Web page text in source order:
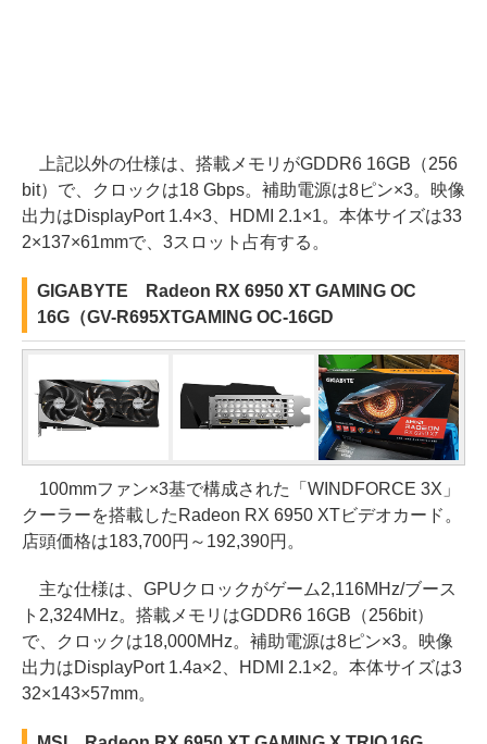
上記以外の仕様は、搭載メモリがGDDR6 16GB（256
bit）で、クロックは18 Gbps。補助電源は8ピン×3。映像
出力はDisplayPort 1.4×3、HDMI 2.1×1。本体サイズは33
2×137×61mmで、3スロット占有する。
GIGABYTE Radeon RX 6950 XT GAMING OC
16G（GV-R695XTGAMING OC-16GD
100mmファン×3基で構成された「WINDFORCE 3X」
クーラーを搭載したRadeon RX 6950 XTビデオカード。
店頭価格は183,700円～192,390円。
主な仕様は、GPUクロックがゲーム2,116MHz/ブース
ト2,324MHz。搭載メモリはGDDR6 16GB（256bit）
で、クロックは18,000MHz。補助電源は8ピン×3。映像
出力はDisplayPort 1.4a×2、HDMI 2.1×2。本体サイズは3
32×143×57mm。